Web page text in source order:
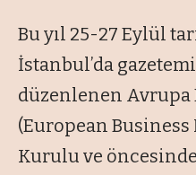
Bu yıl 25-27 Eylül
İstanbul’da
düzenlenen Avrupa
(European Business
Kurulu ve